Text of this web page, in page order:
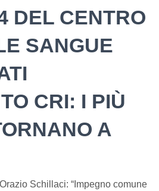
DEL CENTRO
SANGUE
CRI: I PIÙ
A
Schillaci: “Impegno comune